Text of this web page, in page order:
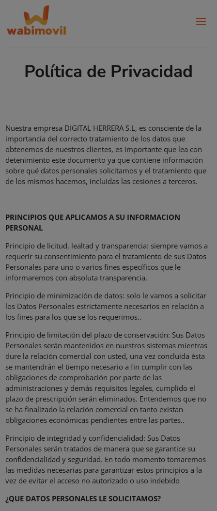
Política de Privacidad
Nuestra empresa DIGITAL HERRERA S.L, es consciente de la
importancia del correcto tratamiento de los datos que
obtenemos de nuestros clientes, es importante que lea con
detenimiento este documento ya que contiene información
sobre qué datos personales solicitamos y el tratamiento que
de los mismos hacemos, incluidas las cesiones a terceros.
PRINCIPIOS QUE APLICAMOS A SU INFORMACION
PERSONAL
Principio de licitud, lealtad y transparencia: siempre vamos a
requerir su consentimiento para el tratamiento de sus Datos
Personales para uno o varios fines específicos que le
informaremos con absoluta transparencia.
Principio de minimización de datos: solo le vamos a solicitar
los Datos Personales estrictamente necesarios en relación a
los fines para los que se los requerimos..
Principio de limitación del plazo de conservación: Sus Datos
Personales serán mantenidos en nuestros sistemas mientras
dure la relación comercial con usted, una vez concluida ésta
se mantendrán el tiempo necesario a fin cumplir con las
obligaciones de comprobación por parte de las
administraciones y demás requisitos legales, cumplido el
plazo de prescripción serán eliminados. Entendemos que no
se ha finalizado la relación comercial en tanto existan
obligaciones económicas pendientes entre las partes..
Principio de integridad y confidencialidad: Sus Datos
Personales serán tratados de manera que se garantice su
confidencialidad y seguridad. En todo momento tomaremos
las medidas necesarias para garantizar estos principios a la
vez de evitar el acceso no autorizado o uso indebido
¿QUE DATOS PERSONALES LE SOLICITAMOS?